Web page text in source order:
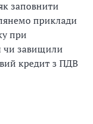
заповнити
приклади
при
чи завищили
кредит з ПДВ